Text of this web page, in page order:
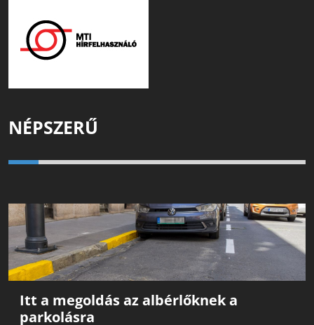
NÉPSZERŰ
Itt a megoldás az albérlőknek a
parkolásra